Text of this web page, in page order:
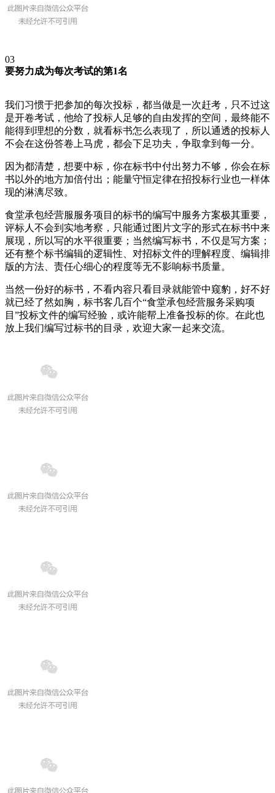
03
要努力成为每次考试的第1名
我们习惯于把参加的每次投标，都当做是一次赶考，只不过这
是开卷考试，他给了投标人足够的自由发挥的空间，最终能不
能得到理想的分数，就看标书怎么表现了，所以通透的投标人
不会在这份答卷上马虎，都会下足功夫，争取拿到每一分。
因为都清楚，想要中标，你在标书中付出努力不够，你会在标
书以外的地方加倍付出；能量守恒定律在招投标行业也一样体
现的淋漓尽致。
食堂承包经营服服务项目的标书的编写中服务方案极其重要，
评标人不会到实地考察，只能通过图片文字的形式在标书中来
展现，所以写的水平很重要；当然编写标书，不仅是写方案；
还有整个标书编辑的逻辑性、对招标文件的理解程度、编辑排
版的方法、责任心细心的程度等无不影响标书质量。
当然一份好的标书，不看内容只看目录就能管中窥豹，好不好
就已经了然如胸，标书客几百个“食堂承包经营服务采购项
目”投标文件的编写经验，或许能帮上准备投标的你。在此也
放上我们编写过标书的目录，欢迎大家一起来交流。